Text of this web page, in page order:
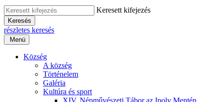
Keresett kifejezés
Keresés
részletes keresés
Menü
Község
A község
Történelem
Galéria
Kultúra és sport
XIV. Népművészeti Tábor az Ipoly Mentén